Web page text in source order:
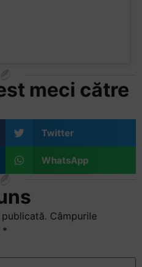
meci către
Twitter
WhatsApp
Câmpurile
*